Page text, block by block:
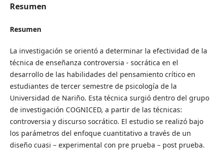
Resumen
Resumen
La investigación se orientó a determinar la efectividad de la
técnica de enseñanza controversia - socrática en el
desarrollo de las habilidades del pensamiento crítico en
estudiantes de tercer semestre de psicología de la
Universidad de Nariño. Esta técnica surgió dentro del grupo
de investigación COGNICED, a partir de las técnicas:
controversia y discurso socrático. El estudio se realizó bajo
los parámetros del enfoque cuantitativo a través de un
diseño cuasi – experimental con pre prueba – post prueba.